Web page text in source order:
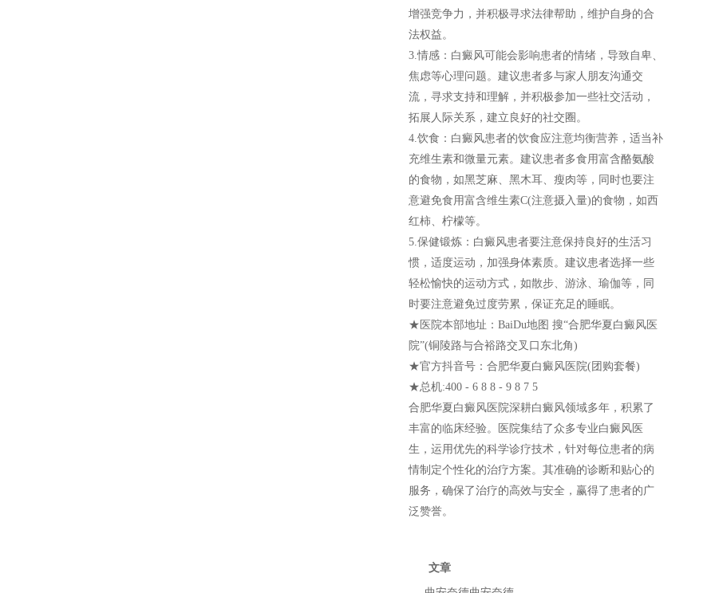
增强竞争力，并积极寻求法律帮助，维护自身的合
法权益。
3.情感：白癜风可能会影响患者的情绪，导致自卑、
焦虑等心理问题。建议患者多与家人朋友沟通交
流，寻求支持和理解，并积极参加一些社交活动，
拓展人际关系，建立良好的社交圈。
4.饮食：白癜风患者的饮食应注意均衡营养，适当补
充维生素和微量元素。建议患者多食用富含酪氨酸
的食物，如黑芝麻、黑木耳、瘦肉等，同时也要注
意避免食用富含维生素C(注意摄入量)的食物，如西
红柿、柠檬等。
5.保健锻炼：白癜风患者要注意保持良好的生活习
惯，适度运动，加强身体素质。建议患者选择一些
轻松愉快的运动方式，如散步、游泳、瑜伽等，同
时要注意避免过度劳累，保证充足的睡眠。
★医院本部地址：BaiDu地图 搜“合肥华夏白癜风医
院”(铜陵路与合裕路交叉口东北角)
★官方抖音号：合肥华夏白癜风医院(团购套餐)
★总机:400 - 6 8 8 - 9 8 7 5
合肥华夏白癜风医院深耕白癜风领域多年，积累了
丰富的临床经验。医院集结了众多专业白癜风医
生，运用优先的科学诊疗技术，针对每位患者的病
情制定个性化的治疗方案。其准确的诊断和贴心的
服务，确保了治疗的高效与安全，赢得了患者的广
泛赞誉。
文章